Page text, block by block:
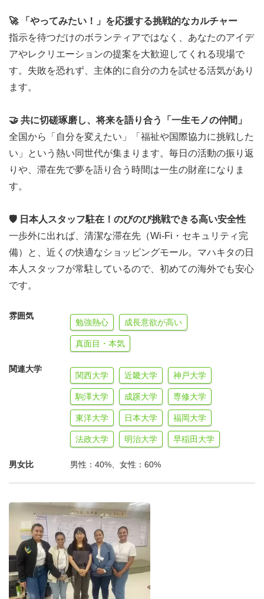
初めての海外生活でもストレスなく過ごせるインフラを徹
底して整えています。
快適な居住スペース：Wi-Fi完備、エアコン、温水シャワ
ー、洗濯設備など、生活しやすい環境をご用意。
入、現地SIMカード取得のサポートまで、面倒な準備も専
任スタッフが一緒に進めます。
24時間いつでもLINE相談可能： 不安なことや気になるこ
とは、いつでも日本のスタッフや現地スタッフと繋がるこ
とができます。
📢 まずは小さな一歩、個別面談で話してみませんか？
「福祉や心理、国際協力に興味があるけれど、自分に何が
できるか分からない」
「伝統あるNGOの活動を、自分の目で見てみたい」
そんなワクワクや不安を、まずは私たちに聞かせてくださ
「自分に向いているかも」「現状を変えてみた
と感じたら、まずは公式LINEからお気軽に個別面談
へお進みください。あなたの未来を変えるきっかけを、私
たちが全力で伴走します！
マハキタ留学の公式ラインご登録はこちら
🔔【ご応募後の流れとお願い】
行うため、【公式LINE】でのやり取りを推奨しておりま
す。以下のQRコードからぜひ友だち追加をお願いいたし
ます！
💡 LINE公式アカウントに登録するメリット
・面談日程の調整やご質問への回答が最もスムーズに進み
🚀
「やってみたい！」を応援する挑戦的なカルチャー
指示を待つだけのボランティアではなく、あなたのアイデ
アやレクリエーションの提案を大歓迎してくれる現場で
す。失敗を恐れず、主体的に自分の力を試せる活気があり
ます。
🤝 共に切磋琢磨し、将来を語り合う「一生モノの仲間」
全国から「自分を変えたい」「福祉や国際協力に挑戦した
い」という熱い同世代が集まります。毎日の活動の振り返
りや、滞在先で夢を語り合う時間は一生の財産になりま
す。
🛡️ 日本人スタッフ駐在！のびのび挑戦できる高い安全性
一歩外に出れば、清潔な滞在先（Wi-Fi・セキュリティ完
備）と、近くの快適なショッピングモール。マハキタの日
本人スタッフが常駐しているので、初めての海外でも安心
です。
雰囲気
勉強熱心 成長意欲が高い
真面目・本気
関連大学
関西大学 近畿大学 神戸大学
駒澤大学 成蹊大学 専修大学
東洋大学 日本大学 福岡大学
法政大学 明治大学 早稲田大学
男女比 男性：40%、女性：60%